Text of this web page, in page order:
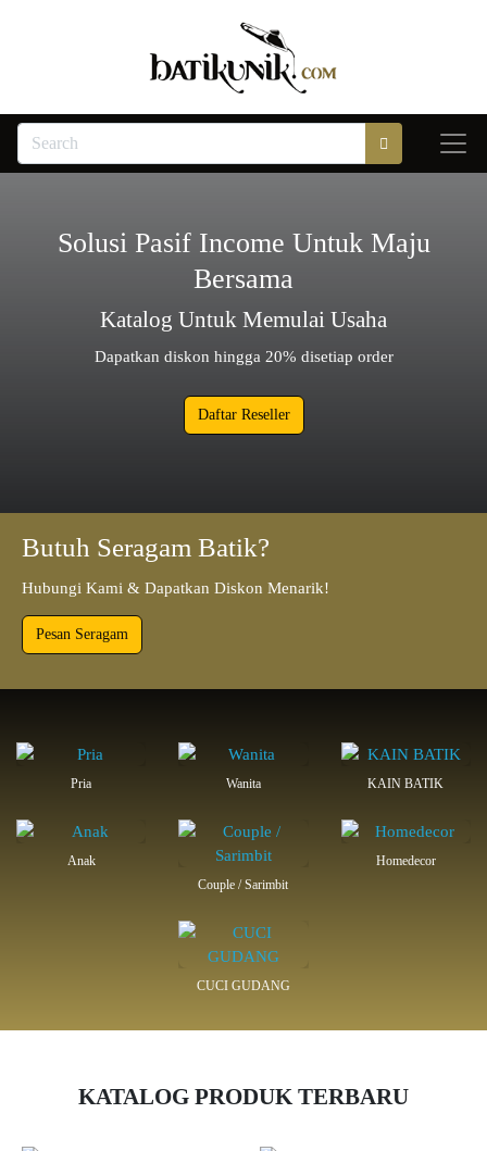
Solusi Pasif Income Untuk Maju
Bersama
Katalog Untuk Memulai Usaha
Dapatkan diskon hingga 20% disetiap order
Daftar Reseller
Butuh Seragam Batik?
Hubungi Kami & Dapatkan Diskon Menarik!
Pesan Seragam
Pria Wanita KAIN BATIK
Anak
Couple / Sarimbit
Homedecor
CUCI GUDANG
KATALOG PRODUK TERBARU